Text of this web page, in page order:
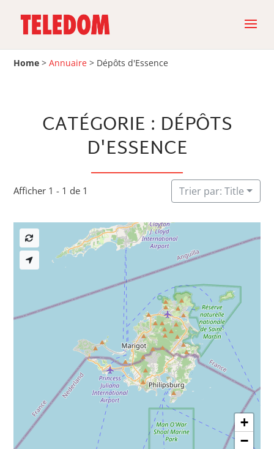
Home >Annuaire > Dépôts d'Essence
CATÉGORIE : DÉPÔTS
D'ESSENCE
Afficher 1 - 1 de 1 Trier par: Title
+
−